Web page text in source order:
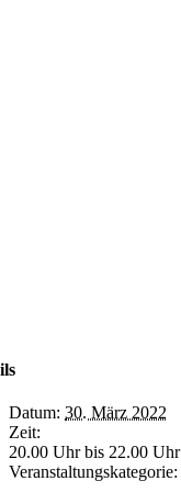
Datum: 30. März 2022
Zeit:
20.00 Uhr bis 22.00 Uhr
Veranstaltungskategorie: